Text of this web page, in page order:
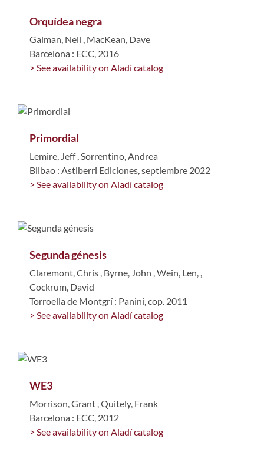
Orquídea negra
Gaiman, Neil , MacKean, Dave
Barcelona : ECC, 2016
> See availability on Aladí catalog
Primordial
Lemire, Jeff ,Sorrentino, Andrea
Bilbao : Astiberri Ediciones, septiembre 2022
> See availability on Aladí catalog
Segunda génesis
Claremont, Chris , Byrne, John ,Wein, Len, ,
Cockrum, David
Torroella de Montgrí : Panini, cop. 2011
> See availability on Aladí catalog
WE3
Morrison, Grant ,Quitely, Frank
Barcelona : ECC, 2012
> See availability on Aladí catalog